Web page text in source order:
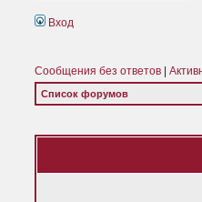
Вход
Сообщения без ответов
Список форумов